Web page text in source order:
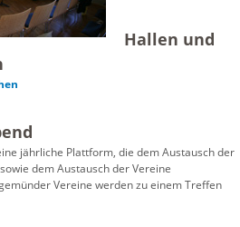
Hallen und
jährliche Plattform, die dem Austausch der
dem Austausch der Vereine
Vereine werden zu einem Treffen